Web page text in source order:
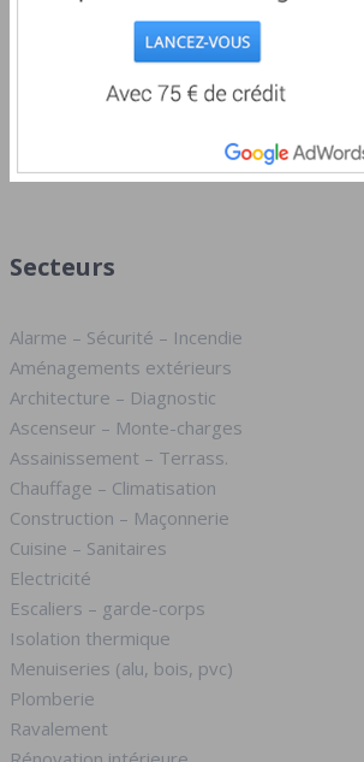
Secteurs
Alarme – Sécurité – Incendie
Aménagements extérieurs
Architecture – Diagnostic
Ascenseur – Monte-charges
Assainissement – Terrass.
Chauffage – Climatisation
Construction – Maçonnerie
Cuisine – Sanitaires
Electricité
Escaliers – garde-corps
Isolation thermique
Menuiseries (alu, bois, pvc)
Plomberie
Ravalement